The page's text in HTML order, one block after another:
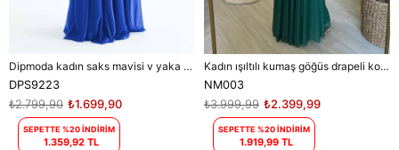
Dipmoda kadın saks mavisi v yaka simli tül abiye elbise DPS9223
DPS9223
₺1.699,90
₺2.799,90
SEPETTE %20 İNDİRİM
1.359,92 TL
Kadın ışıltılı kumaş göğüs drapeli kolsuz elbise DPNM003
NM003
₺2.399,99
₺3.999,99
SEPETTE %20 İNDİRİM
1.919,99 TL